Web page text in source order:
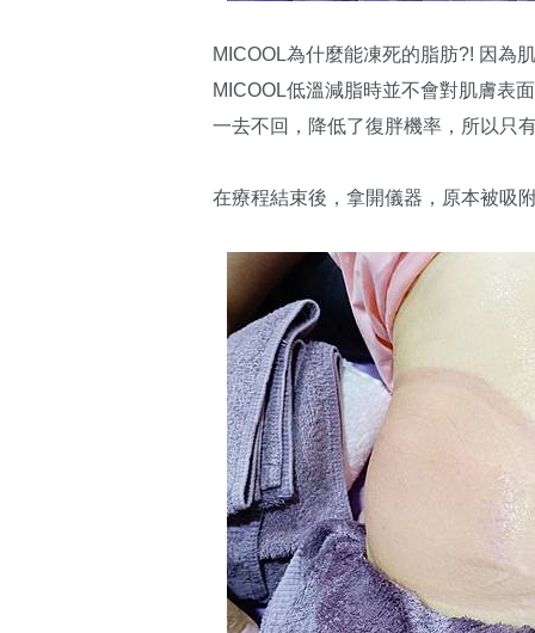
MICOOL為什麼能凍死的脂肪?! 因為
MICOOL低溫減脂時並不會對肌膚表
一去不回，降低了復胖機率，所以只
在療程結束後，拿開儀器，原本被吸